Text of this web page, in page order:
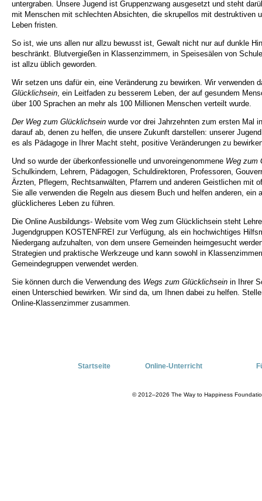
untergraben. Unsere Jugend ist Gruppenzwang ausgesetzt und steht
mit Menschen mit schlechten Absichten, die skrupellos mit destruktiven
Leben fristen.
So ist, wie uns allen nur allzu bewusst ist, Gewalt nicht nur auf dunkle
beschränkt. Blutvergießen in Klassenzimmern, in Speisesälen von
ist allzu üblich geworden.
Wir setzen uns dafür ein, eine Veränderung zu bewirken. Wir verwenden
Glücklichsein, ein Leitfaden zu besserem Leben, der auf gesundem
über 100 Sprachen an mehr als 100 Millionen Menschen verteilt wurde.
Der Weg zum Glücklichsein wurde vor drei Jahrzehnten zum ersten Mal
darauf ab, denen zu helfen, die unsere Zukunft darstellen: unserer
es als Pädagoge in Ihrer Macht steht, positive Veränderungen zu
Und so wurde der überkonfessionelle und unvoreingenommene Weg zum
Schulkindern, Lehrern, Pädagogen, Schuldirektoren, Professoren,
Ärzten, Pflegern, Rechtsanwälten, Pfarrern und anderen Geistlichen mit
Sie alle verwenden die Regeln aus diesem Buch und helfen anderen, ein
glücklicheres Leben zu führen.
Die Online Ausbildungs- Website vom Weg zum Glücklichsein steht
Jugendgruppen KOSTENFREI zur Verfügung, als ein hochwichtiges
Niedergang aufzuhalten, von dem unsere Gemeinden heimgesucht
Strategien und praktische Werkzeuge und kann sowohl in
Gemeindegruppen verwendet werden.
Sie können durch die Verwendung des Wegs zum Glücklichsein in Ihrer
einen Unterschied bewirken. Wir sind da, um Ihnen dabei zu helfen.
Online-Klassenzimmer zusammen.
Startseite Online-Unterricht
© 2012–2026 The Way to Happiness